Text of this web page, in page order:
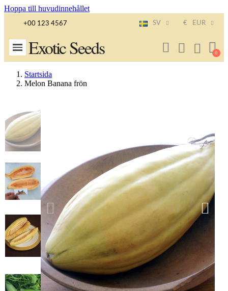
Hoppa till huvudinnehållet
+00 123 4567 SV € EUR
Exotic Seeds
Startsida
Melon Banana frön